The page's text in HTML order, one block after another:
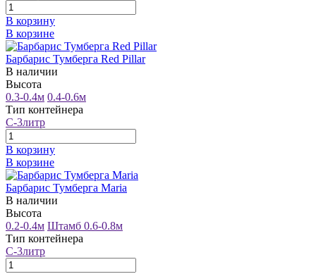
В корзину
В корзине
Барбарис Тумберга Red Pillar
В наличии
Высота
0.3-0.4м 0.4-0.6м
Тип контейнера
С-3литр
В корзину
В корзине
Барбарис Тумберга Maria
В наличии
Высота
0.2-0.4м Штамб 0.6-0.8м
Тип контейнера
С-3литр